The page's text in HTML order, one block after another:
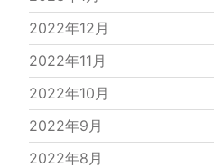
2022年12月
2022年11月
2022年10月
2022年9月
2022年8月